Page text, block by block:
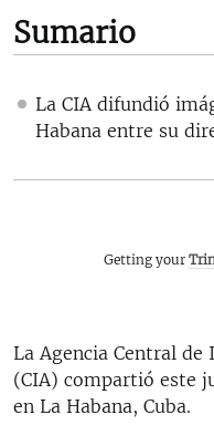
LOS SANTOS DE
LA INVASIÓN DE RUSIA
Sumario
La CIA difundió
Habana entre su
Getting your
La Agencia Central de
(CIA) compartió este
en La Habana, Cuba.